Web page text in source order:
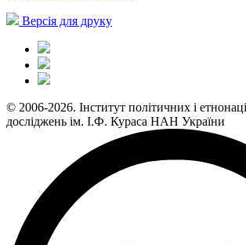
Версія для друку
© 2006-2026. Інститут політичних і
досліджень ім. І.Ф. Кураса НАН України